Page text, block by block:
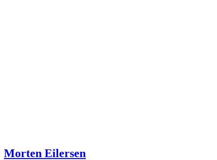
Morten Eilersen